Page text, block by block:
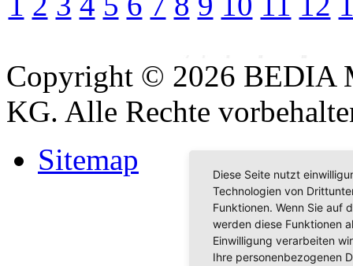
Copyright © 2026 BEDIA
KG. Alle Rechte
Sitemap
Diese Seite nutzt
Technologien von
Funktionen. Wenn Sie auf
werden diese Funktionen
Einwilligung verarbeiten
Ihre personenbezogenen